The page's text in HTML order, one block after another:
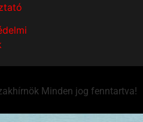
Minden jog fenntartva!